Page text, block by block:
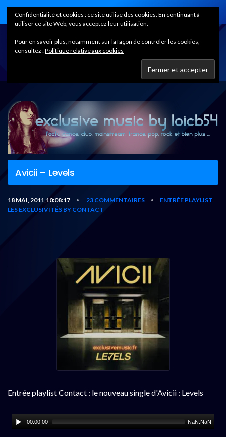
Home
Avicii – Levels
18 MAI, 2011,10:08:17 • 23 COMMENTAIRES •
ENTRÉE PLAYLIST
LES EXCLUSIVITÉS BY CONTACT
Entrée playlist Contact : le nouveau single d'Avicii : Levels
00:00:00 NaN:NaN
Confidentialité et cookies : ce site utilise des cookies. En continuant à
utiliser ce site Web, vous acceptez leur utilisation.
Pour en savoir plus, notamment sur la façon de contrôler les cookies,
consultez :Politique relative aux cookies